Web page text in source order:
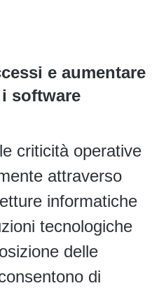
e aumentare
software
criticità operative
attraverso
informatiche
tecnologiche
delle
di